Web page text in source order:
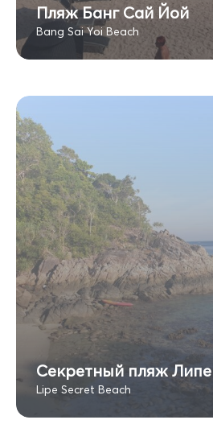
Пляж Банг Сай Йой
Bang Sai Yoi Beach
Секретный пляж Липе
Lipe Secret Beach